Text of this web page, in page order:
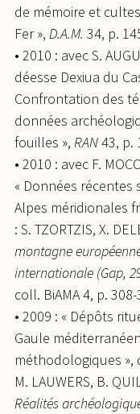
de mémoire et
Fer », D.A.M. 34, p.
• 2010 : avec S.
déesse Dexiua du
Confrontation des
données
fouilles », RAN43, p.
• 2010 : avec F.
« Données récentes
Alpes méridionales
: S. TZORTZIS, X.
montagne
internationale (Gap,
coll. BiAMA 4, p. 308-
• 2009 : « Dépôts
Gaule
méthodologiques »,
M. LAUWERS, B.
Réalités